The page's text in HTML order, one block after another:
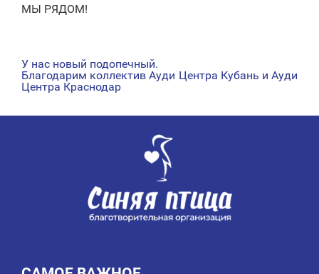
МЫ РЯДОМ!
НАВИГАЦИЯ
ПО
У нас новый подопечный.
Благодарим коллектив Ауди Центра Кубань и Ауди
Центра Краснодар